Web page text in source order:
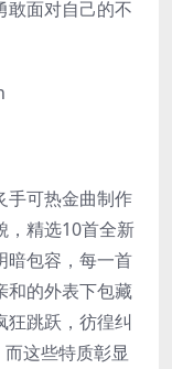
敢面对自己的不
手可热金曲制作
，精选10首全新
暗包容，每一首
和的外表下包藏
狂跳跃，彷徨纠
这些特质彰显